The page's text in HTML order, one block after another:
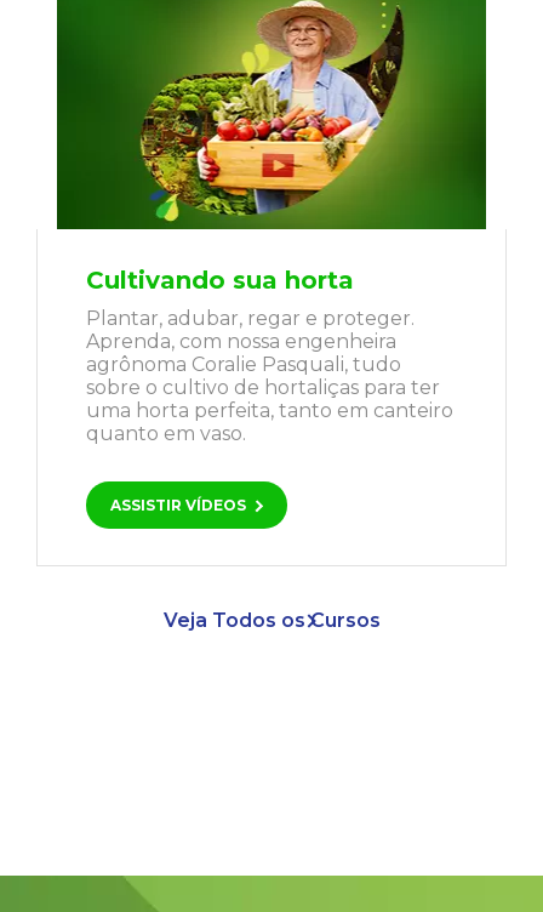
Cultivando sua horta
Plantar, adubar, regar e proteger.
Aprenda, com nossa engenheira
agrônoma Coralie Pasquali, tudo
sobre o cultivo de hortaliças para ter
uma horta perfeita, tanto em canteiro
quanto em vaso.
ASSISTIR VÍDEOS
Veja Todos os Cursos